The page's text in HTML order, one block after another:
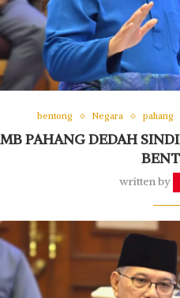
bentong Negara pahang
MB PAHANG DEDAH
written by